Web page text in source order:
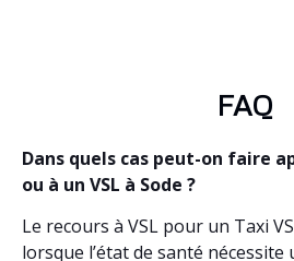
FAQ
Dans quels cas peut-on faire
ou à un VSL à Sode ?
Le recours à VSL pour un Taxi
lorsque l’état de santé